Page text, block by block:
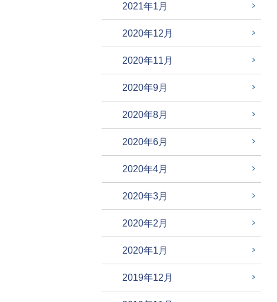
2021年1月
2020年12月
2020年11月
2020年9月
2020年8月
2020年6月
2020年4月
2020年3月
2020年2月
2020年1月
2019年12月